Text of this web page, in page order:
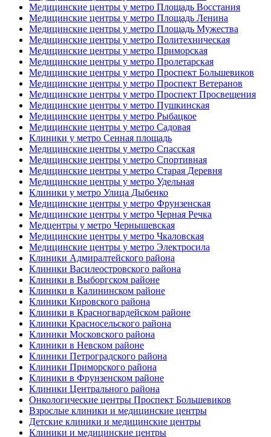
Медицинские центры у метро Площадь Восстания
Медицинские центры у метро Площадь Ленина
Медицинские центры у метро Площадь Мужества
Медицинские центры у метро Политехническая
Медицинские центры у метро Приморская
Медицинские центры у метро Пролетарская
Медицинские центры у метро Проспект Большевиков
Медицинские центры у метро Проспект Ветеранов
Медицинские центры у метро Проспект Просвещения
Медицинские центры у метро Пушкинская
Медицинские центры у метро Рыбацкое
Медицинские центры у метро Садовая
Клиники у метро Сенная площадь
Медицинские центры у метро Спасская
Медицинские центры у метро Спортивная
Медицинские центры у метро Старая Деревня
Медицинские центры у метро Удельная
Клиники у метро Улица Дыбенко
Медицинские центры у метро Фрунзенская
Медицинские центры у метро Черная Речка
Медцентры у метро Чернышевская
Медицинские центры у метро Чкаловская
Медицинские центры у метро Электросила
Клиники Адмиралтейского района
Клиники Василеостровского района
Клиники в Выборгском районе
Клиники в Калининском районе
Клиники Кировского района
Клиники в Красногвардейском районе
Клиники Красносельского района
Клиники Московского района
Клиники в Невском районе
Клиники Петроградского района
Клиники Приморского района
Клиники в Фрунзенском районе
Клиники Центрального района
Онкологические центры Проспект Большевиков
Взрослые клиники и медицинские центры
Детские клиники и медицинские центры
Клиники и медицинские центры